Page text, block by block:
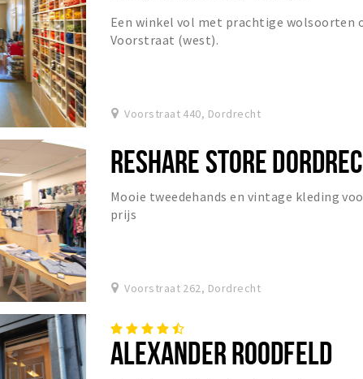
Een winkel vol met prachtige wolsoorten
Voorstraat (west).
Voorstraat 440, Dordrecht
RESHARE STORE
Mooie tweedehands en vintage kleding
prijs
Voorstraat 262, Dordrecht
ALEXANDER ROODFELD